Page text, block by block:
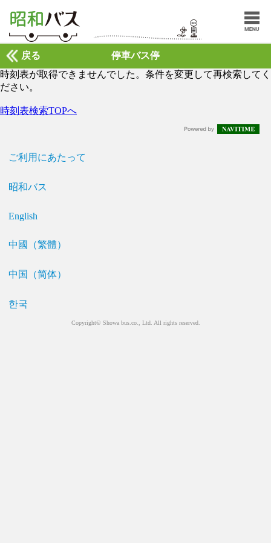
停車バス停
戻る
時刻表が取得できませんでした。条件を変更して再検索してく
ださい。
時刻表検索TOPへ
ご利用にあたって
昭和バス
English
中國（繁體）
中国（简体）
한국
Copyright© Showa bus.co., Ltd. All rights reserved.